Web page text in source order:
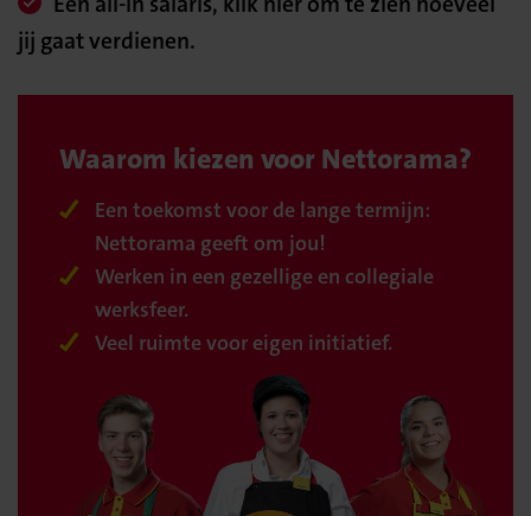
jij gaat verdienen.
Waarom kiezen voor Nettorama?
Een toekomst voor de lange termijn:
Nettorama geeft om jou!
Werken in een gezellige en collegiale
werksfeer.
Veel ruimte voor eigen initiatief.